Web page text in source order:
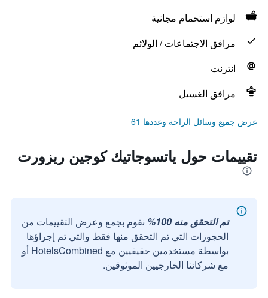
لوازم استحمام مجانية
مرافق الاجتماعات / الولائم
انترنت
مرافق الغسيل
عرض جميع وسائل الراحة وعددها 61
تقييمات حول ياتسوجاتيك كوجين ريزورت
تم التحقق منه 100%
نقوم بجمع وعرض التقييمات من
الحجوزات التي تم التحقق منها فقط والتي تم إجراؤها
بواسطة مستخدمين حقيقيين مع HotelsCombined أو
مع شركائنا الخارجيين الموثوقين.